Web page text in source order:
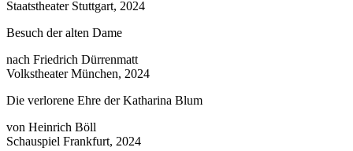
Staatstheater Stuttgart, 2024
Besuch der alten Dame
nach Friedrich Dürrenmatt
Volkstheater München, 2024
Die verlorene Ehre der Katharina Blum
von Heinrich Böll
Schauspiel Frankfurt, 2024